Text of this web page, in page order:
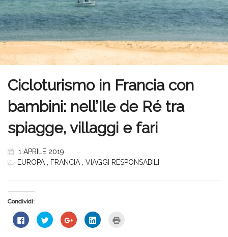
Cicloturismo in Francia con
bambini: nell’Ile de Ré tra
spiagge, villaggi e fari
1 APRILE 2019
EUROPA
FRANCIA VIAGGI RESPONSABILI
Condividi:
Fai
clic
Fai
clic
Fai
clic
Fai
clic